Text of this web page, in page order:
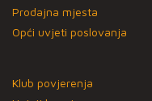
Prodajna mjesta
Opći uvjeti poslovanja
Klub povjerenja